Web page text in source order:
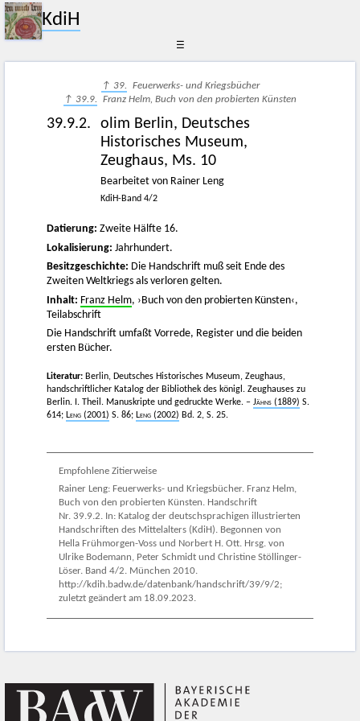
KdiH
☰
↑ 39. Feuerwerks- und Kriegsbücher
↑ 39.9. Franz Helm, Buch von den probierten Künsten
39.9.2.
olim Berlin, Deutsches
Historisches Museum,
Zeughaus, Ms. 10
Bearbeitet von Rainer Leng
KdiH-Band 4/2
Datierung: Zweite Hälfte 16.
Lokalisierung: Jahrhundert.
Besitzgeschichte: Die Handschrift muß seit Ende des
Zweiten Weltkriegs als verloren gelten.
Inhalt: Franz Helm, ›Buch von den probierten Künsten‹,
Teilabschrift
Die Handschrift umfaßt Vorrede, Register und die beiden
ersten Bücher.
Literatur: Berlin, Deutsches Historisches Museum, Zeughaus,
handschriftlicher Katalog der Bibliothek des königl. Zeughauses zu
Berlin. I. Theil. Manuskripte und gedruckte Werke. – Jähns (1889) S.
614; Leng (2001) S. 86; Leng (2002) Bd. 2, S. 25.
Empfohlene Zitierweise
Rainer Leng: Feuerwerks- und Kriegsbücher. Franz Helm,
Buch von den probierten Künsten. Handschrift
Nr. 39.9.2. In: Katalog der deutschsprachigen illustrierten
Handschriften des Mittelalters (KdiH). Begonnen von
Hella Frühmorgen-Voss und Norbert H. Ott. Hrsg. von
Ulrike Bodemann, Peter Schmidt und Christine Stöllinger-
Löser. Band 4/2. München 2010.
http://kdih.badw.de/datenbank/handschrift/39/9/2;
zuletzt geändert am 18.09.2023.